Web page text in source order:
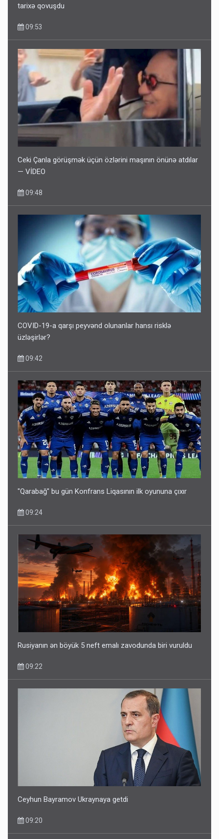
tarixə qovuşdu
09:53
Ceki Çanla görüşmək üçün özlərini maşının önünə atdılar
— VİDEO
09:48
COVID-19-a qarşı peyvənd olunanlar hansı risklə
üzləşirlər?
09:42
"Qarabağ" bu gün Konfrans Liqasının ilk oyununa çıxır
09:24
Rusiyanın ən böyük 5 neft emalı zavodunda biri vuruldu
09:22
Ceyhun Bayramov Ukraynaya getdi
09:20